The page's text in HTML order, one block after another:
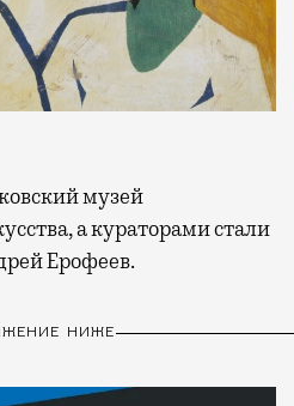
а кураторами стали
Ерофеев.
НИЖЕ